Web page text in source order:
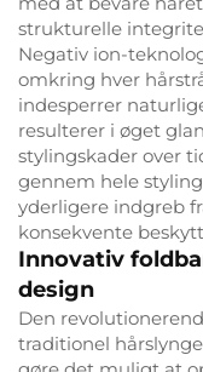
strukturelle
Negativ ion-
omkring hver
indesperrer
resulterer i øget
stylingskader over
gennem hele
yderligere indgreb
konsekvente
Innovativ
design
Den
traditionel